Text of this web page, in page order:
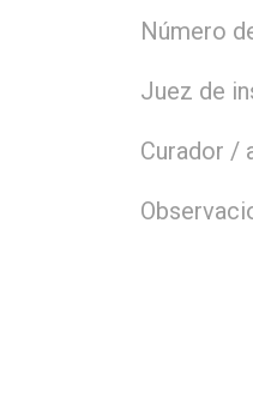
Número
Juez de
Curador /